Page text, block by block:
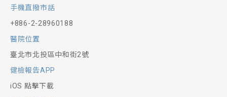
手機直撥市話
+886-2-28960188
醫院位置
臺北市北投區中和街2號
健檢報告APP
iOS 點擊下載